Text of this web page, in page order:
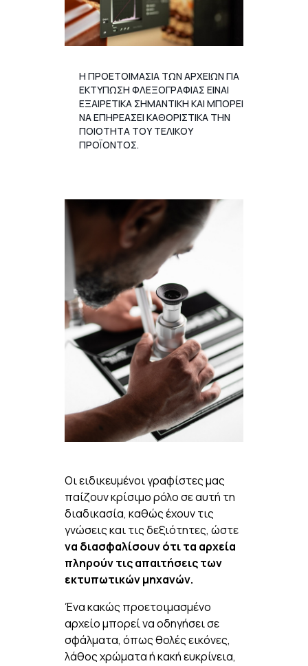
Η ΠΡΟΕΤΟΙΜΑΣΙΑ ΤΩΝ ΑΡΧΕΙΩΝ ΓΙΑ
ΕΚΤΥΠΩΣΗ ΦΛΕΞΟΓΡΑΦΙΑΣ ΕΙΝΑΙ
ΕΞΑΙΡΕΤΙΚΑ ΣΗΜΑΝΤΙΚΗ ΚΑΙ ΜΠΟΡΕΙ
ΝΑ ΕΠΗΡΕΑΣΕΙ ΚΑΘΟΡΙΣΤΙΚΑ ΤΗΝ
ΠΟΙΟΤΗΤΑ ΤΟΥ ΤΕΛΙΚΟΥ
ΠΡΟΪΟΝΤΟΣ.
Οι ειδικευμένοι γραφίστες μας
παίζουν κρίσιμο ρόλο σε αυτή τη
διαδικασία, καθώς έχουν τις
γνώσεις και τις δεξιότητες, ώστε
να διασφαλίσουν ότι τα αρχεία
πληρούν τις απαιτήσεις των
εκτυπωτικών μηχανών.
Ένα κακώς προετοιμασμένο
αρχείο μπορεί να οδηγήσει σε
σφάλματα, όπως θολές εικόνες,
λάθος χρώματα ή κακή ευκρίνεια,